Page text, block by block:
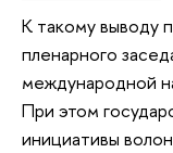
К такому выводу
пленарного
международной
При этом
инициативы